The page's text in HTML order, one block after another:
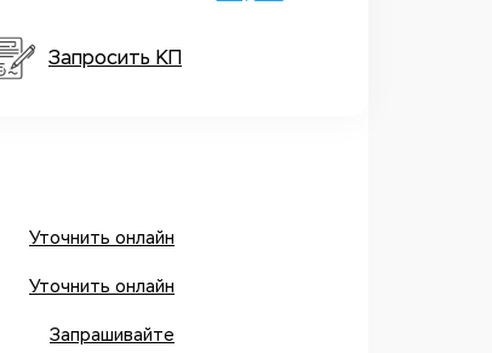
Запросить КП
Уточнить онлайн
Уточнить онлайн
Запрашивайте